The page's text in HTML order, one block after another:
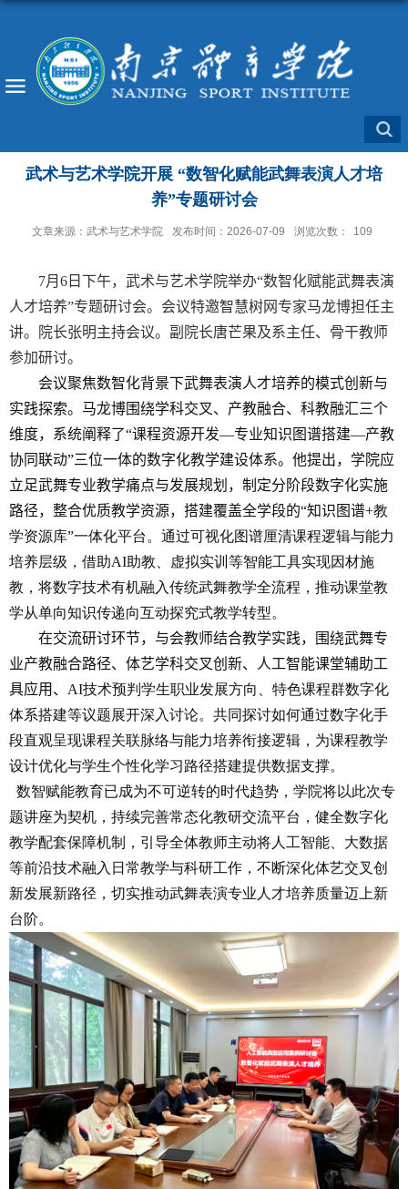
武术与艺术学院开展 “数智化赋能武舞表演人才培
养”专题研讨会
文章来源：武术与艺术学院 发布时间：2026-07-09 浏览次数： 109
7月 6日下午，武术与艺术学院举办“数智化赋能武舞表演
人才培养”专题研讨会。会议特邀智慧树网专家马龙博担任主
讲。
院长张明主持会议。副院长唐芒果及系主任、骨干教师
参加研讨。
会议聚焦数智化背景下武舞表演人才培养的模式创新与
实践探索。马龙博围绕学科交叉、产教融合、科教融汇三个
维度，系统阐释了“课程资源开发—专业知识图谱搭建—产教
协同联动”三位一体的数字化教学建设体系。他提出，学院应
立足武舞专业教学痛点与发展规划，制定分阶段数字化实施
路径，整合优质教学资源，搭建覆盖全学段的“知识图谱+教
学资源库”一体化平台。通过可视化图谱厘清课程逻辑与能力
培养层级，借助AI助教、虚拟实训等智能工具实现因材施
教，将数字技术有机融入传统武舞教学全流程，推动课堂教
学从单向知识传递向互动探究式教学转型。
在交流研讨环节，与会教师结合教学实践，围绕武舞专
业产教融合路径、体艺学科交叉创新、人工智能课堂辅助工
具应用、 AI技术预判学生职业发展方向、特色课程群数字化
体系搭建等议题展开深入讨论。共同探讨如何通过数字化手
段直观呈现课程关联脉络与能力培养衔接逻辑，为课程教学
设计优化与学生个性化学习路径搭建提供数据支撑。
数智赋能教育已成为不可逆转的时代趋势，学院将以此次专
题讲座为契机，持续完善常态化教研交流平台，健全数字化
教学配套保障机制，引导全体教师主动将人工智能、大数据
等前沿技术融入日常教学与科研工作，不断深化体艺交叉创
新发展新路径，切实推动武舞表演专业人才培养质量迈上新
台阶。